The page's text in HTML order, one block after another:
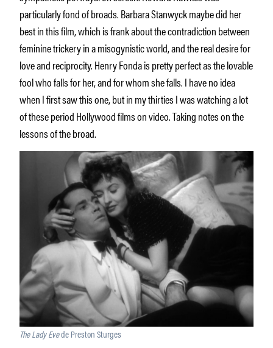
particularly fond of broads. Barbara Stanwyck maybe did her
best in this film, which is frank about the contradiction between
feminine trickery in a misogynistic world, and the real desire for
love and reciprocity. Henry Fonda is pretty perfect as the lovable
fool who falls for her, and for whom she falls. I have no idea
when I first saw this one, but in my thirties I was watching a lot
of these period Hollywood films on video. Taking notes on the
lessons of the broad.
The Lady Evede Preston Sturges